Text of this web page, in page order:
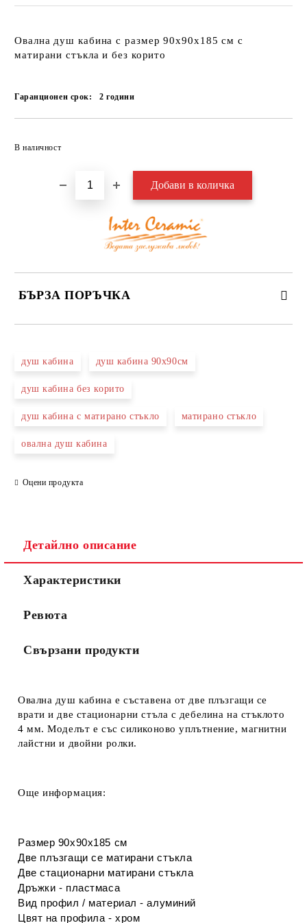
Овална душ кабина с размер 90х90х185 см с
матирани стъкла и без корито
Гаранционен срок: 2години
В наличност
БЪРЗА ПОРЪЧКА
Ние ще се свържем с вас в рамките на работния ден.
душ кабина душ кабина 90х90см
душ кабина без корито
душ кабина с матирано стъкло матирано стъкло
овална душ кабина
Оцени продукта
Детайлно описание
Характеристики
Ревюта
Свързани продукти
Овална душ кабина е съставена от две плъзгащи се
врати и две стационарни стъла с дебелина на стъклото
4 мм. Моделът е със силиконово уплътнение, магнитни
лайстни и двойни ролки.
Още информация:
Размер 90х90х185 см
Две плъзгащи се матирани стъкла
Две стационарни матирани стъкла
Дръжки - пластмаса
Вид профил / материал - алуминий
Цвят на профила - хром